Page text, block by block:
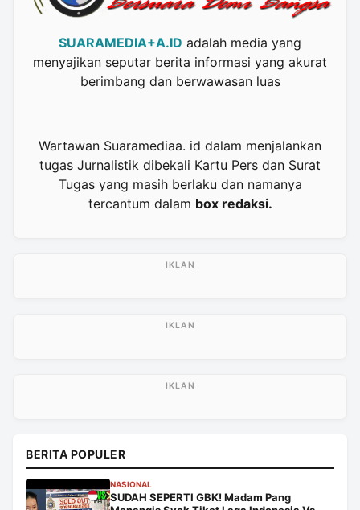
SUARAMEDIA+A.ID adalah media yang
menyajikan seputar berita informasi yang akurat
berimbang dan berwawasan luas
Wartawan Suaramediaa. id dalam menjalankan
tugas Jurnalistik dibekali Kartu Pers dan Surat
Tugas yang masih berlaku dan namanya
tercantum dalam box redaksi.
BERITA POPULER
NASIONAL
SUDAH SEPERTI GBK! Madam Pang